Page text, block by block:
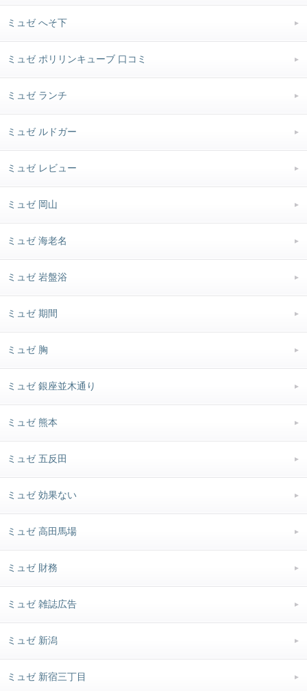
ミュゼ へそ下
ミュゼ ポリリンキューブ 口コミ
ミュゼ ランチ
ミュゼ ルドガー
ミュゼ レビュー
ミュゼ 岡山
ミュゼ 海老名
ミュゼ 岩盤浴
ミュゼ 期間
ミュゼ 胸
ミュゼ 銀座並木通り
ミュゼ 熊本
ミュゼ 五反田
ミュゼ 効果ない
ミュゼ 高田馬場
ミュゼ 財務
ミュゼ 雑誌広告
ミュゼ 新潟
ミュゼ 新宿三丁目